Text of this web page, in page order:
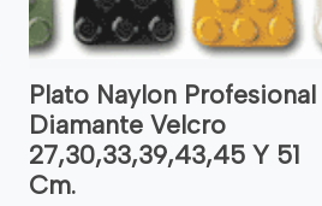
Plato Naylon Profesional
Diamante Velcro
27,30,33,39,43,45 Y 51
Cm.